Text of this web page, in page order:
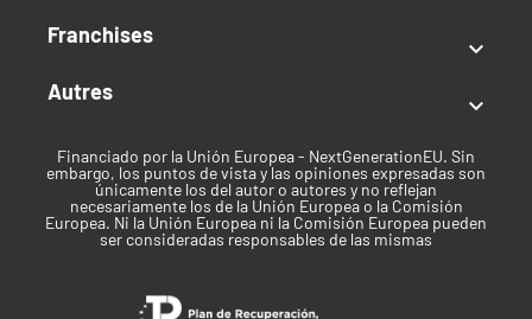
Franchises

Autres

Financiado por la Unión Europea - NextGenerationEU. Sin
embargo, los puntos de vista y las opiniones expresadas son
únicamente los del autor o autores y no reflejan
necesariamente los de la Unión Europea o la Comisión
Europea. Ni la Unión Europea ni la Comisión Europea pueden
ser consideradas responsables de las mismas